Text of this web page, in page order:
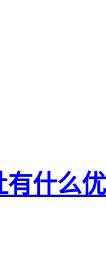
有什么